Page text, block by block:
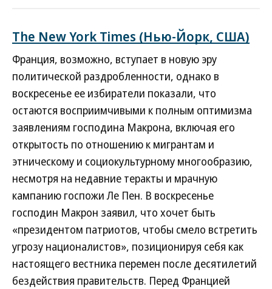
The New York Times (Нью-Йорк, США)
Франция, возможно, вступает в новую эру
политической раздробленности, однако в
воскресенье ее избиратели показали, что
остаются восприимчивыми к полным оптимизма
заявлениям господина Макрона, включая его
открытость по отношению к мигрантам и
этническому и социокультурному многообразию,
несмотря на недавние теракты и мрачную
кампанию госпожи Ле Пен. В воскресенье
господин Макрон заявил, что хочет быть
«президентом патриотов, чтобы смело встретить
угрозу националистов», позиционируя себя как
настоящего вестника перемен после десятилетий
бездействия правительств. Перед Францией